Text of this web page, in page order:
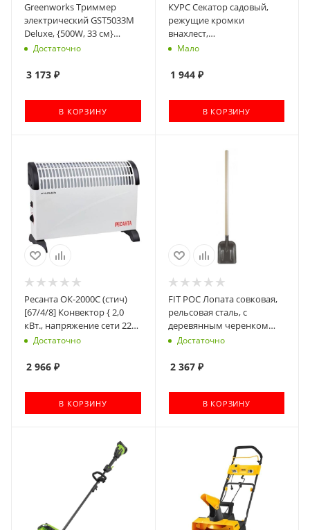
Greenworks Триммер
электрический GST5033M
Deluxe, {500W, 33 см}
[21277]
Достаточно
3 173 ₽
В КОРЗИНУ
КУРС Секатор садовый,
режущие кромки
внахлест,
цельнометаллический,
мм [76266]
Мало
1 944₽
В КОРЗИНУ
Ресанта ОК-2000С (стич)
[67/4/8] Конвектор { 2,0
кВт., напряжение сети 220-
230 В, 50 Гц }
Достаточно
2 966 ₽
В КОРЗИНУ
FIT РОС Лопата совковая,
рельсовая сталь, с
деревянным черенком
235х350х1420 мм [77194]
Достаточно
2 367₽
В КОРЗИНУ